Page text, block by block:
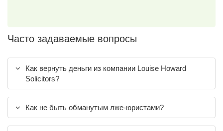
Часто задаваемые вопросы
Как вернуть деньги из компании Louise Howard
Solicitors?
Как не быть обманутым лже-юристами?